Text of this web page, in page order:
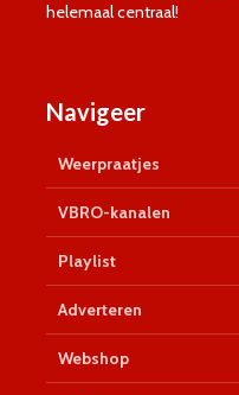
helemaal centraal!
Navigeer
Weerpraatjes
VBRO-kanalen
Playlist
Adverteren
Webshop